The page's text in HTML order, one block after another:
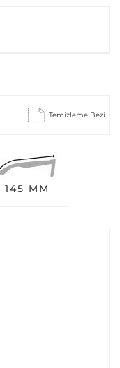
Temizleme Bezi
145 MM